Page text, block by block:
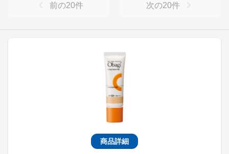
商品詳細
前の20件 次の20件